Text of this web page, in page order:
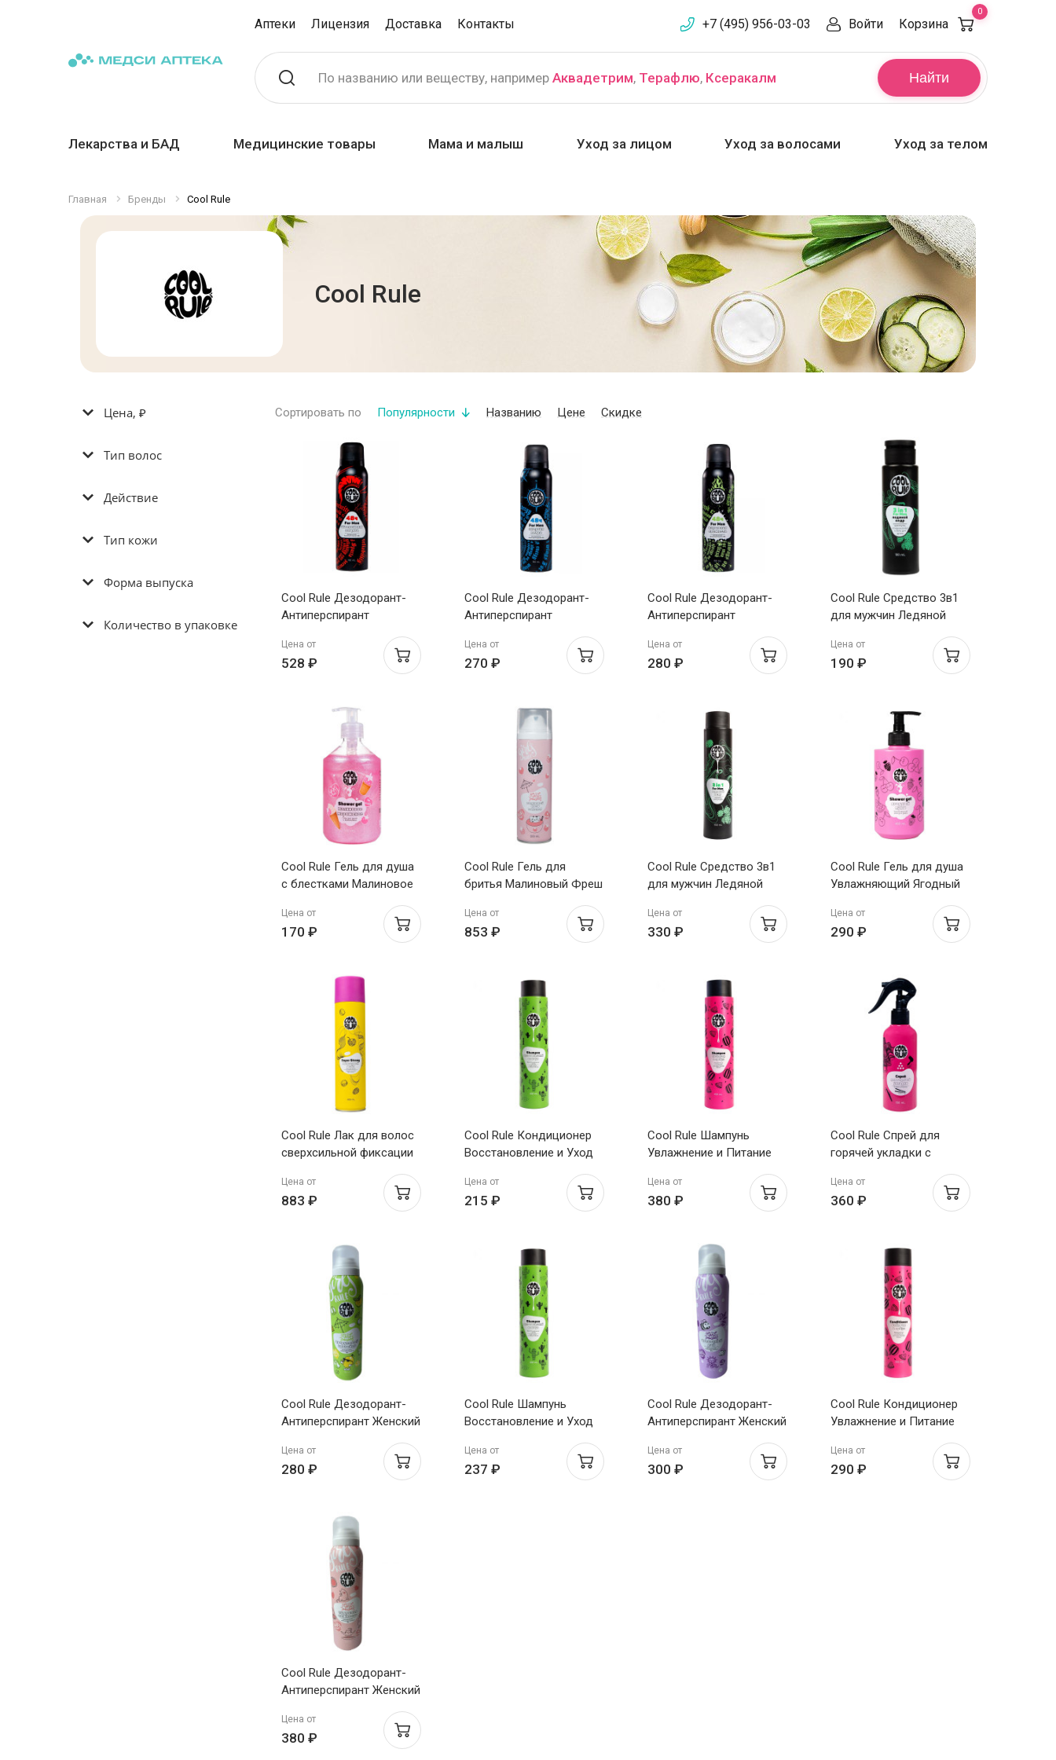
Аптеки Лицензия Доставка Контакты +7 (495) 956-03-03 Войти Корзина
0
Найти
По названию или веществу, например Аквадетрим, Терафлю, Ксеракалм
Лекарства и БАД Медицинские товары Мама и малыш Уход за лицом Уход за волосами Уход за телом
Главная Бренды Cool Rule
Cool Rule
Цена, ₽
Тип волос
Действие
Тип кожи
Форма выпуска
Количество в упаковке
Сортировать по Популярности Названию Цене Скидке
Cool Rule Дезодорант-
Антиперспирант
Защита,150мл
Цена от
528 ₽
Cool Rule Дезодорант-
Антиперспирант
150мл
Цена от
270 ₽
Cool Rule Дезодорант-
Антиперспирант
Свежесть 150мл
Цена от
280 ₽
Cool Rule Средство 3в1
для мужчин Ледяной
кондиционер и гель для
душа 100мл
Цена от
190 ₽
Cool Rule Гель для душа
с блестками Малиновое
Цена от
170 ₽
Cool Rule Гель для
бритья Малиновый Фреш
Цена от
853 ₽
Cool Rule Средство 3в1
для мужчин Ледяной
кондиционер и гель для
душа 400мл
Цена от
330 ₽
Cool Rule Гель для душа
Увлажняющий Ягодный
Цена от
290 ₽
Cool Rule Лак для волос
сверхсильной фиксации
Цена от
883 ₽
Cool Rule Кондиционер
Восстановление и Уход
волос Экзотический
Кактус 300мл
Цена от
215 ₽
Cool Rule Шампунь
Увлажнение и Питание
Бабл Гам&Арбуз 400мл
Цена от
380 ₽
Cool Rule Спрей для
горячей укладки с
Цена от
360 ₽
Cool Rule Дезодорант-
Антиперспирант Женский
150мл
Цена от
280 ₽
Cool Rule Шампунь
Восстановление и Уход
волос Экзотический
Кактус 400мл
Цена от
237 ₽
Cool Rule Дезодорант-
Антиперспирант Женский
Цена от
300 ₽
Cool Rule Кондиционер
Увлажнение и Питание
Бабл Гам&Арбуз 300мл
Цена от
290 ₽
Cool Rule Дезодорант-
Антиперспирант Женский
150мл
Цена от
380 ₽